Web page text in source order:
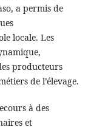
a permis de
locale. Les
producteurs
de l’élevage.
à des
et